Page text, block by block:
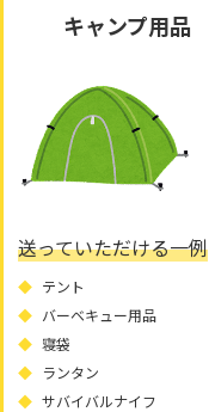
キャンプ用品
送っていただける一例
テント
バーベキュー用品
寝袋
ランタン
サバイバルナイフ